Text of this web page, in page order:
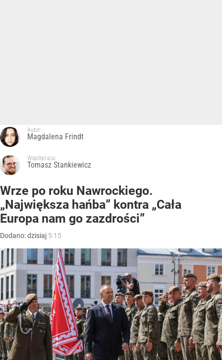
Autor:
Magdalena Frindt
Współpraca:
Tomasz Stankiewicz
Wrze po roku Nawrockiego.
„Największa hańba” kontra „Cała
Europa nam go zazdrości”
Dodano:dzisiaj 5:15